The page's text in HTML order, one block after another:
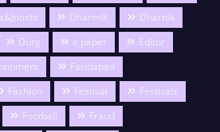
Dharmik
Dharnik
Durg e paper
Editor
Faridabad
Fashion Festival
Festivals
Football
Fraud